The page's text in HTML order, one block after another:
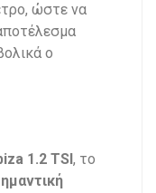
ώστε να
ο
1.2 TSI , το